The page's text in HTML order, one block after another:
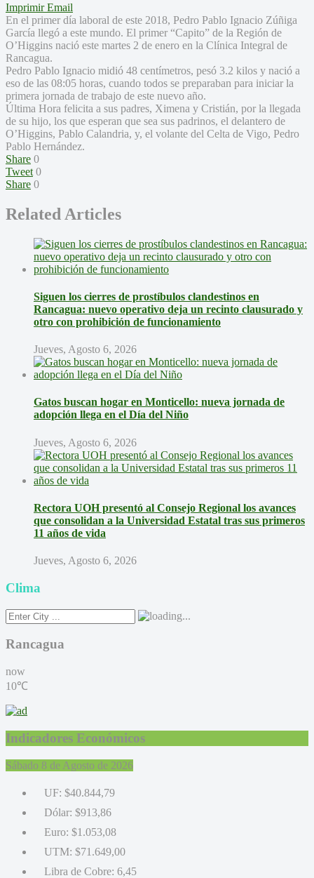
Imprimir Email
En el primer día laboral de este 2018, Pedro Pablo Ignacio Zúñiga
García llegó a este mundo. El primer “Capito” de la Región de
O’Higgins nació este martes 2 de enero en la Clínica Integral de
Rancagua.
Pedro Pablo Ignacio midió 48 centímetros, pesó 3.2 kilos y nació a
eso de las 08:05 horas, cuando todos se preparaban para iniciar la
primera jornada de trabajo de este nuevo año.
Última Hora felicita a sus padres, Ximena y Cristián, por la llegada
de su hijo, los que esperan que sea sus padrinos, el delantero de
O’Higgins, Pablo Calandria, y, el volante del Celta de Vigo, Pedro
Pablo Hernández.
Share 0
Tweet 0
Share 0
Related Articles
Siguen los cierres de prostíbulos clandestinos en
Rancagua: nuevo operativo deja un recinto clausurado y
otro con prohibición de funcionamiento
Jueves, Agosto 6, 2026
Gatos buscan hogar en Monticello: nueva jornada de
adopción llega en el Día del Niño
Jueves, Agosto 6, 2026
Rectora UOH presentó al Consejo Regional los avances
que consolidan a la Universidad Estatal tras sus primeros
11 años de vida
Jueves, Agosto 6, 2026
Clima
Rancagua
now
10℃
Indicadores Económicos
Sábado 8 de Agosto de 2026
UF: $40.844,79
Dólar: $913,86
Euro: $1.053,08
UTM: $71.649,00
Libra de Cobre: 6,45